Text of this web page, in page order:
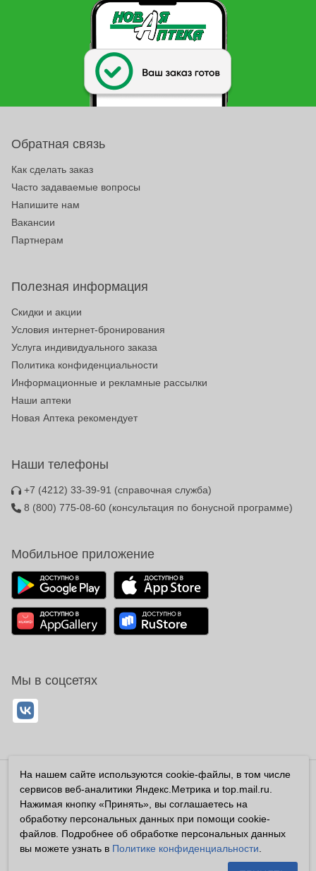
Обратная связь
Как сделать заказ
Часто задаваемые вопросы
Напишите нам
Вакансии
Партнерам
Полезная информация
Скидки и акции
Условия интернет-бронирования
Услуга индивидуального заказа
Политика конфиденциальности
Информационные и рекламные рассылки
Наши аптеки
Новая Аптека рекомендует
Наши телефоны
+7 (4212) 33-39-91 (справочная служба)
8 (800) 775-08-60 (консультация по бонусной программе)
Мобильное приложение
Мы в соцсетях
Владелец сайта ООО «Суперфарма» ОГРН 1032700302194
Все права защищены ©2026
Информация, размещенная на данном сайте имеет
справочный характер, и не должна восприниматься
посетителями сайта как публичная оферта, предусмотренная
На нашем сайте используются cookie-файлы, в том числе
сервисов веб-аналитики Яндекс.Метрика и top.mail.ru.
Нажимая кнопку «Принять», вы соглашаетесь на
обработку персональных данных при помощи cookie-
файлов. Подробнее об обработке персональных данных
вы можете узнать в Политике конфиденциальности